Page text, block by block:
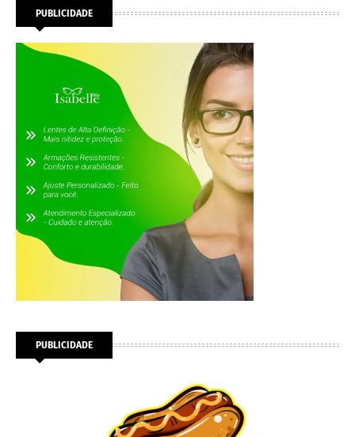
PUBLICIDADE
PUBLICIDADE